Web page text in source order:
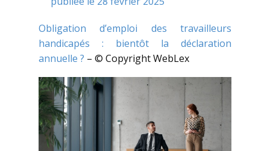
Obligation d’emploi des travailleurs
handicapés : bientôt la déclaration
annuelle ? – © Copyright WebLex